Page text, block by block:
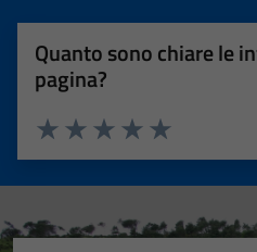
Quanto sono chiare le
pagina?
Valuta 5 stelle
Valuta 4 stelle su 5
Valuta 3 stelle su 5
Valuta 2 stelle su 5
Valuta 1 stelle su 5